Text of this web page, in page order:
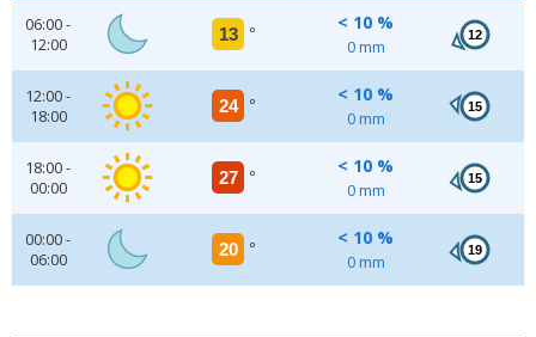
06:00 -
12:00
13 °
< 10 %
0 mm
12
12:00 -
18:00
24 °
< 10 %
0 mm
15
18:00 -
00:00
27 °
< 10 %
0 mm
15
00:00 -
06:00
20 °
< 10 %
0 mm
19